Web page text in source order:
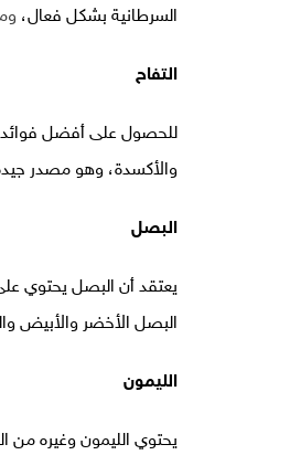
السرطانية بشكل فعال،
التفاح
للحصول على أفضل فوائد
والأكسدة، وهو مصدر
البصل
يعتقد أن البصل يحتوي
البصل الأخضر والأبيض
الليمون
يحتوي الليمون وغيره من